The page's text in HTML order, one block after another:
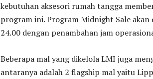
kebutuhan aksesori rumah tangga
program ini. Program Midnight Sale
24.00 dengan penambahan jam
Beberapa mal yang dikelola LMI juga
antaranya adalah 2 flagship mal yaitu